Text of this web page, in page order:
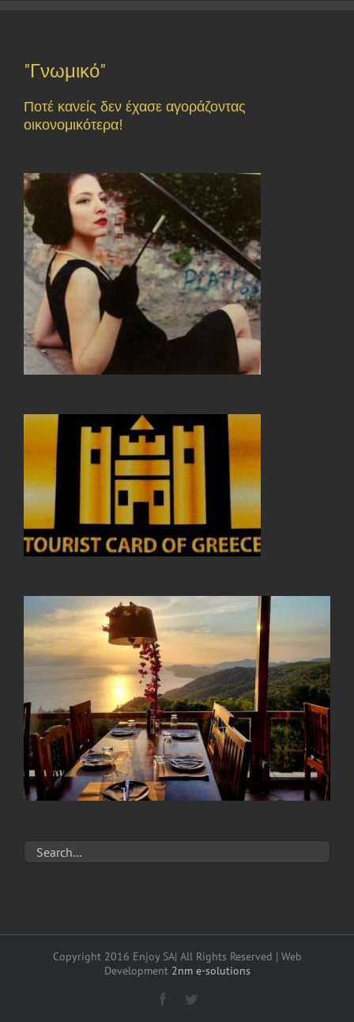
"Γνωμικό"
Ποτέ κανείς δεν έχασε αγοράζοντας
οικονομικότερα!
Copyright 2016 Enjoy SA| All Rights Reserved | Web
Development 2nm e-solutions
Facebook